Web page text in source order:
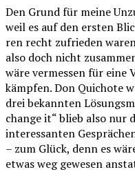
Den Grund für mei­ne
weil es auf den ers­ten
ren recht zufrie­den
also doch nicht
wäre ver­mes­sen für eine
kämp­fen. Don Qui­cho­te
drei bekann­ten
chan­ge it“ blieb also nur
inter­es­san­ten
– zum Glück, denn es
etwas weg gewe­sen